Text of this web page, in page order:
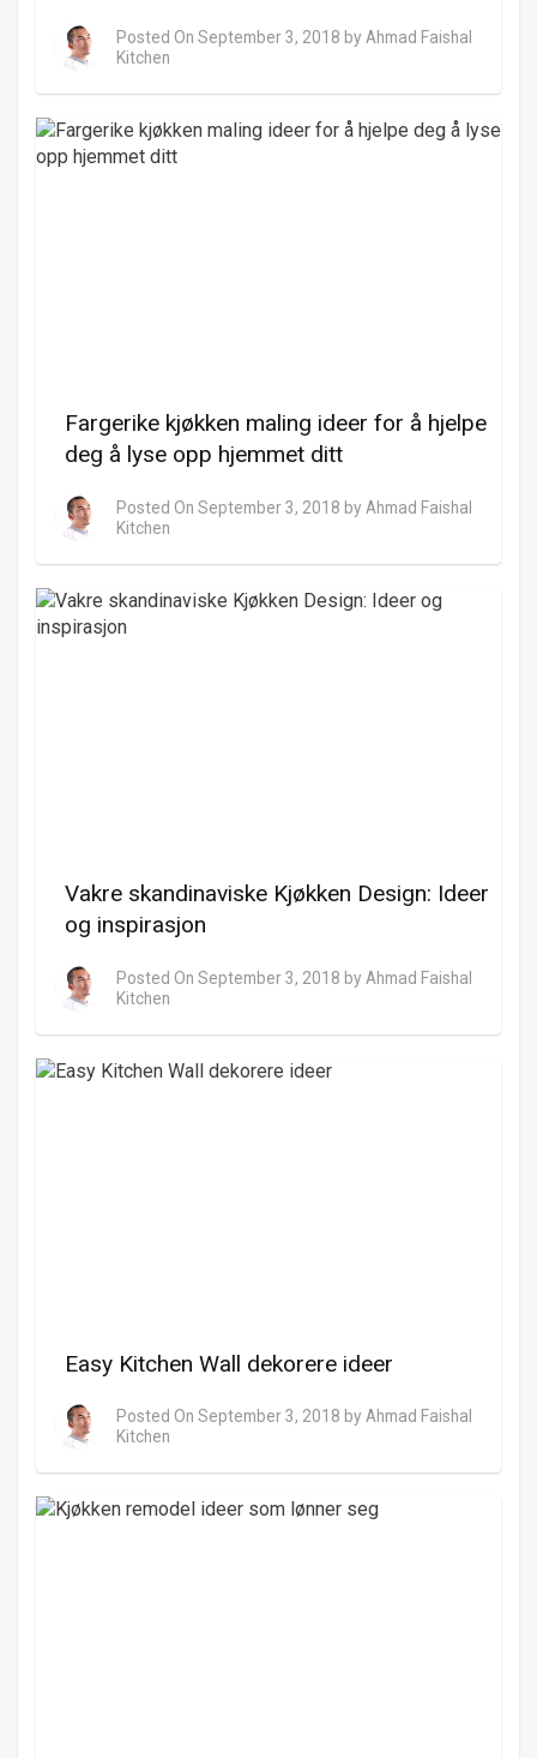
Posted On September 3, 2018 by Ahmad Faishal
Kitchen
Fargerike kjøkken maling ideer for å hjelpe
deg å lyse opp hjemmet ditt
Posted On September 3, 2018 by Ahmad Faishal
Kitchen
Vakre skandinaviske Kjøkken Design: Ideer
og inspirasjon
Posted On September 3, 2018 by Ahmad Faishal
Kitchen
Easy Kitchen Wall dekorere ideer
Posted On September 3, 2018 by Ahmad Faishal
Kitchen